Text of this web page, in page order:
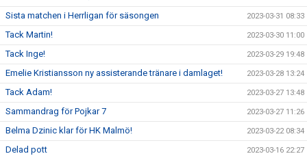
Sista matchen i Herrligan för säsongen 2023-03-31 08:33
Tack Martin! 2023-03-30 11:00
Tack Inge! 2023-03-29 19:48
Emelie Kristiansson ny assisterande tränare i damlaget! 2023-03-28 13:24
Tack Adam! 2023-03-27 13:48
Sammandrag för Pojkar 7 2023-03-27 11:26
Belma Dzinic klar för HK Malmö! 2023-03-22 08:34
Delad pott 2023-03-16 22:27